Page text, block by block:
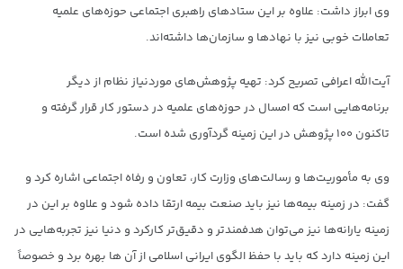
وی ابراز داشت: علاوه بر این ستادهای راهبری اجتماعی حوزه‌های علمیه
تعاملات خوبی نیز با نهادها و سازمان‌ها داشته‌اند.
آیت‌الله اعرافی تصریح کرد: تهیه پژوهش‌های موردنیاز نظام از دیگر
برنامه‌هایی است که امسال در حوزه‌های علمیه در دستور کار قرار گرفته و
تاکنون ۱۰۰ پژوهش در این زمینه گردآوری شده است.
وی به مأموریت‌ها و رسالت‌های وزارت کار، تعاون و رفاه اجتماعی اشاره کرد و
گفت: در زمینه بیمه‌ها نیز باید صنعت بیمه ارتقا داده شود و علاوه بر این در
زمینه یارانه‌ها نیز می‌توان هدفمندتر و دقیق‌تر کارکرد و دنیا نیز تجربه‌هایی در
این زمینه دارد که باید با حفظ الگوی ایرانی اسلامی از آن ها بهره برد و خصوصاً